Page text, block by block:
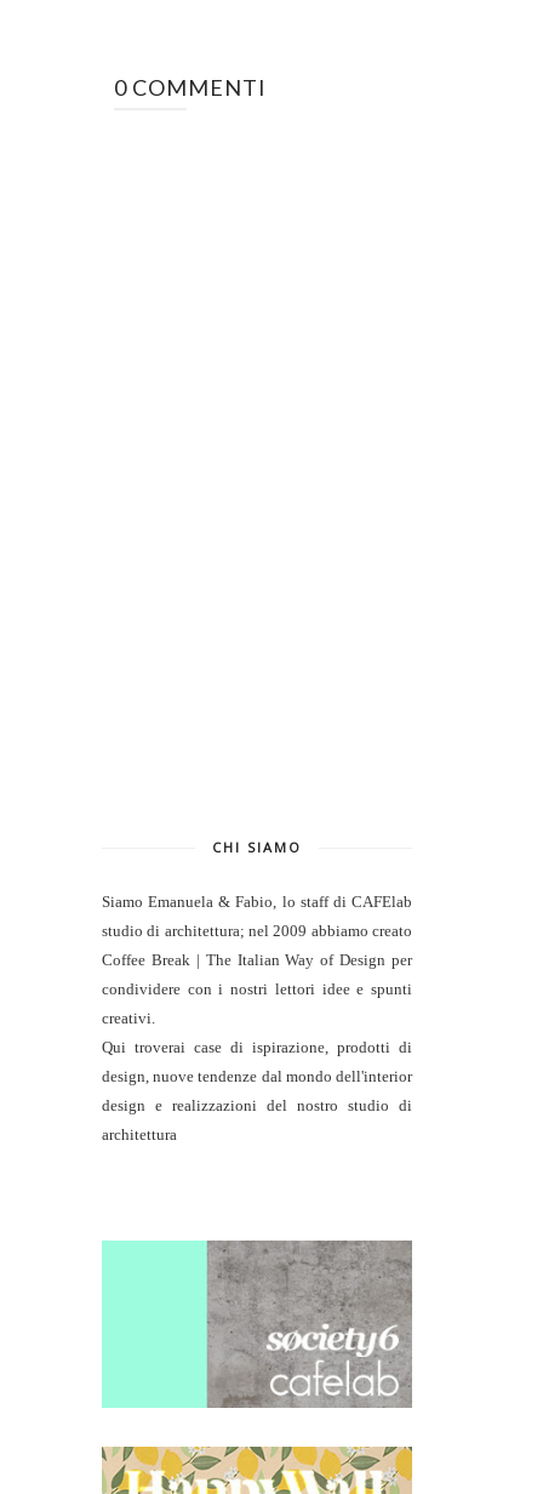
0 COMMENTI
CHI SIAMO
Siamo Emanuela & Fabio, lo staff di CAFElab
studio di architettura; nel 2009 abbiamo creato
Coffee Break | The Italian Way of Design per
condividere con i nostri lettori idee e spunti
creativi.
Qui troverai case di ispirazione, prodotti di
design, nuove tendenze dal mondo dell'interior
design e realizzazioni del nostro studio di
architettura